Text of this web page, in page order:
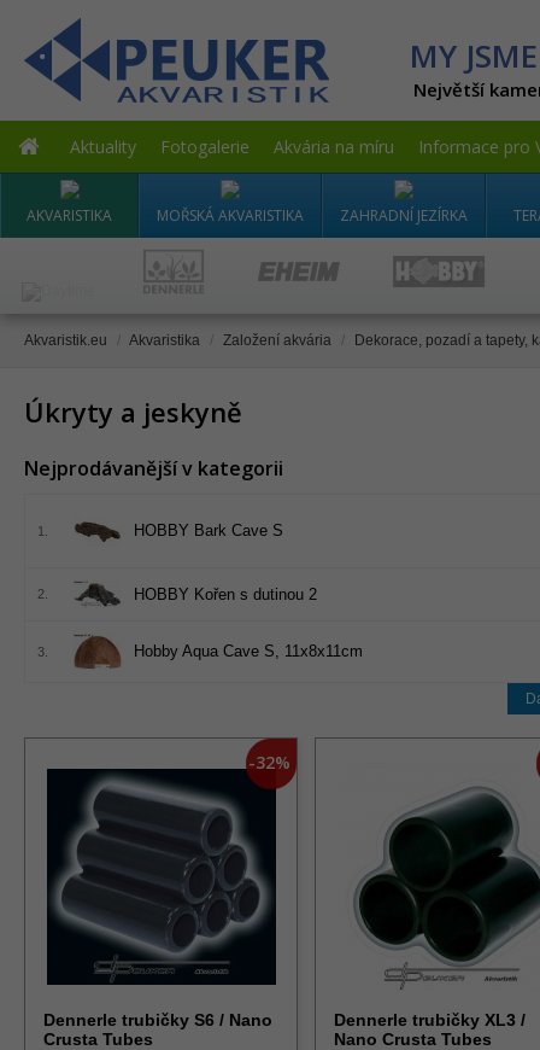
MY
Největší
Aktuality Fotogalerie Akvária na míru Informace pro
AKVARISTIKA MOŘSKÁ AKVARISTIKA ZAHRADNÍ JEZÍRKA
Akvaristik.eu / Akvaristika / Založení akvária / Dekorace, pozadí a tapety,
Úkryty a jeskyně
Nejprodávanější v kategorii
1. HOBBY Bark Cave S
2. HOBBY Kořen s dutinou 2
3. Hobby Aqua Cave S, 11x8x11cm
-32%
Dennerle trubičky S6 / Nano
Crusta Tubes
Dennerle trubičky XL3 /
Nano Crusta Tubes